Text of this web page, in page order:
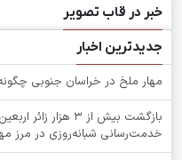
خبر در قاب تصویر
جدیدترین اخبار
‌مهار ملخ در خراسان جنوبی
بازگشت بیش از ۳
خدمت‌رسانی شبانه‌روزی در مرز